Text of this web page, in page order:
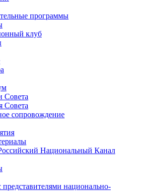
программы
клуб
Совета
Совета
сопровождение
Национальный Канал
представителями национально-